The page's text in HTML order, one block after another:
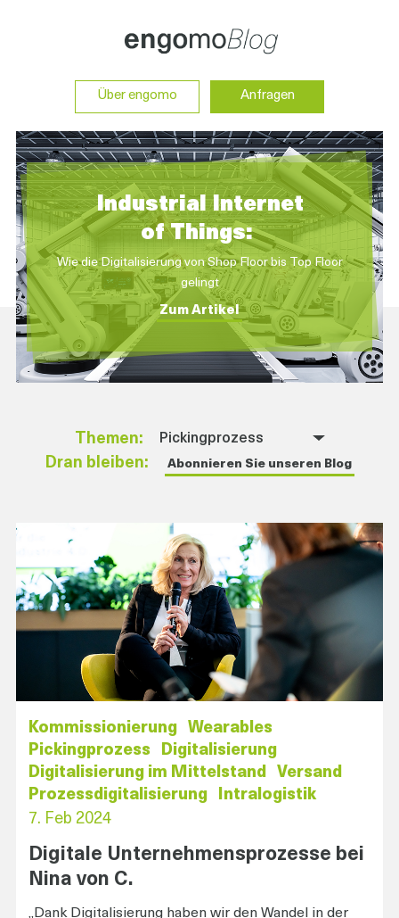
Über engomo Anfragen
Industrial Internet
of Things:
Wie die Digitalisierung von Shop Floor bis Top Floor
gelingt
Zum Artikel
Themen: Pickingprozess
Dran bleiben: Abonnieren Sie unseren Blog
Kommissionierung
Wearables
Pickingprozess
Digitalisierung
Digitalisierung im Mittelstand
Versand
Prozessdigitalisierung
Intralogistik
7. Feb 2024
Digitale Unternehmensprozesse bei
Nina von C.
„Dank Digitalisierung haben wir den Wandel in der